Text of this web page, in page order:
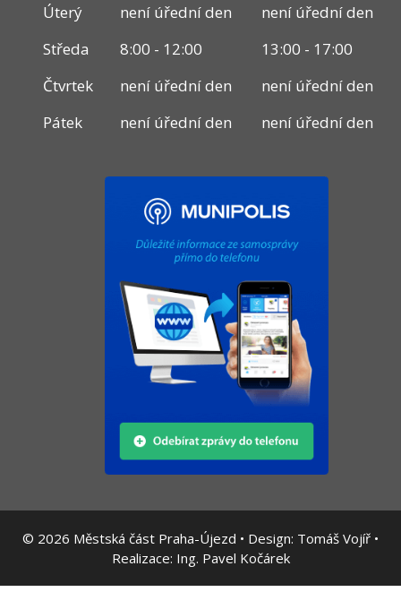
Úterý
není úřední den
není úřední den
Středa
8:00 - 12:00
13:00 - 17:00
Čtvrtek
není úřední den
není úřední den
Pátek
není úřední den není úřední den
© 2026 Městská část Praha-Újezd • Design: Tomáš Vojíř •
Realizace: Ing. Pavel Kočárek